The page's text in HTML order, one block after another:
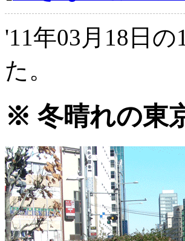
'11年03月18日
た。
※ 冬晴れの東